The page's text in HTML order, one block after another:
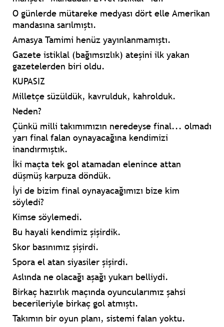
O günlerde mütareke medyası dört elle Amerikan
mandasına sarılmıştı.
Amasya Tamimi henüz yayınlanmamıştı.
Gazete istiklal (bağımsızlık) ateşini ilk yakan
gazetelerden biri oldu.
KUPASIZ
Milletçe süzüldük, kavrulduk, kahrolduk.
Neden?
Çünkü milli takımımızın neredeyse final... olmadı
yarı final falan oynayacağına kendimizi
inandırmıştık.
İki maçta tek gol atamadan elenince attan
düşmüş karpuza döndük.
İyi de bizim final oynayacağımızı bize kim
söyledi?
Kimse söylemedi.
Bu hayali kendimiz şişirdik.
Skor basınımız şişirdi.
Spora el atan siyasiler şişirdi.
Aslında ne olacağı aşağı yukarı belliydi.
Birkaç hazırlık maçında oyuncularımız şahsi
becerileriyle birkaç gol atmıştı.
Takımın bir oyun planı, sistemi falan yoktu.